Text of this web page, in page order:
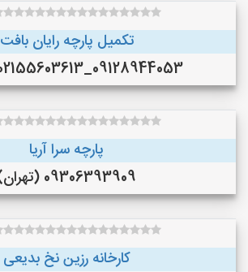
تکمیل پارچه رایان بافت
09128944053_02155603613 (تهران)
پارچه سرا آریا
09306393909 (تهران)
کارخانه رزین نخ بدیعی